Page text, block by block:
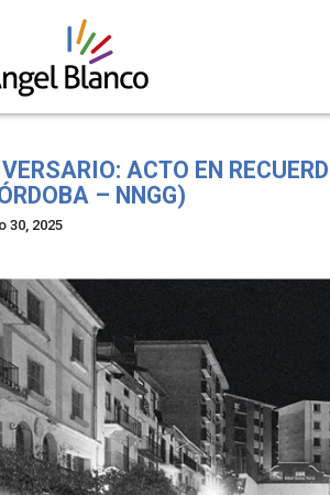
ACTO EN
– NNGG)
30, 2025